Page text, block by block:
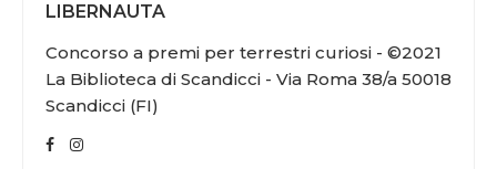
LIBERNAUTA
Concorso a premi per terrestri curiosi - ©2021
La Biblioteca di Scandicci - Via Roma 38/a 50018
Scandicci (FI)